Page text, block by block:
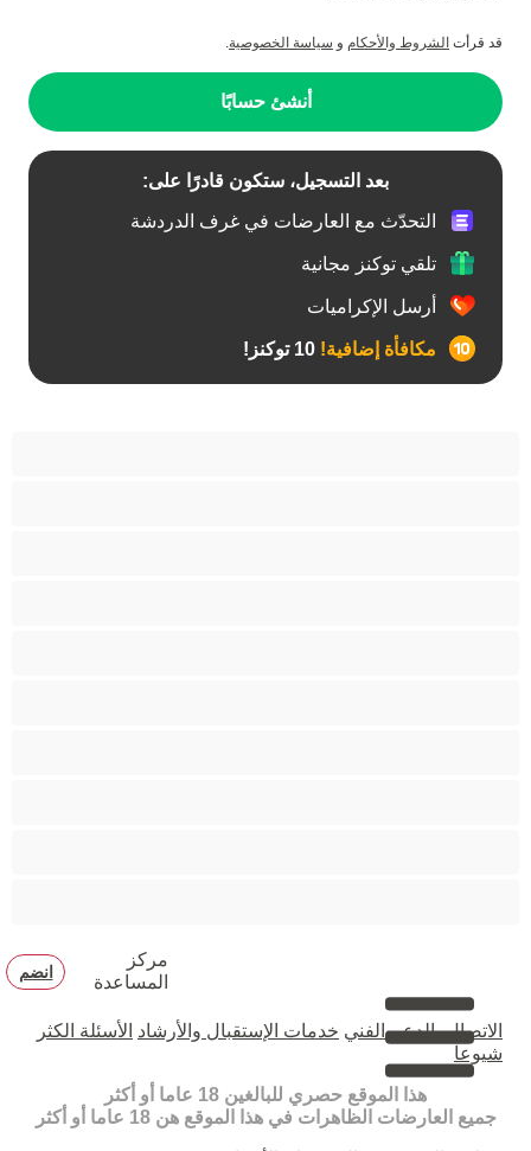
قد قرأت الشروط والأحكام و سياسة الخصوصية.
أنشئ حسابًا
بعد التسجيل، ستكون قادرًا على:
التحدّث مع العارضات في غرف الدردشة
تلقي توكنز مجانية
أرسل الإكراميات
مكافأة إضافية!
مركز
المساعدة
انضم
الاتصال بالدعم الفني خدمات الإستقبال والأرشاد الأسئلة الكثر
شيوعا
هذا الموقع حصري للبالغين 18 عاما أو أكثر
جميع العارضات الظاهرات في هذا الموقع هن 18 عاما أو أكثر